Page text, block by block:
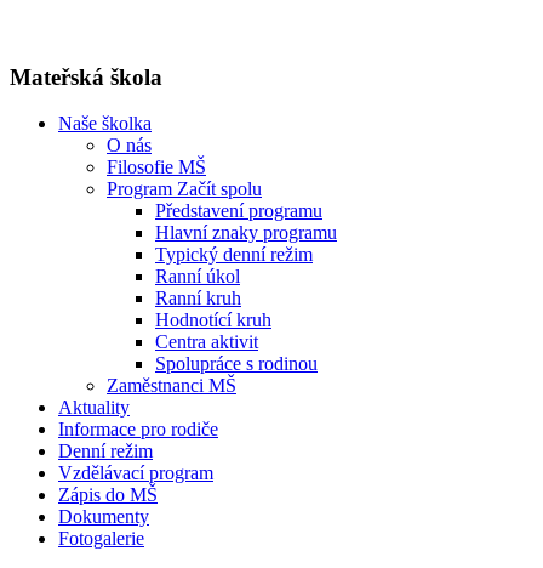
Mateřská škola
Naše školka
O nás
Filosofie MŠ
Program Začít spolu
Představení programu
Hlavní znaky programu
Typický denní režim
Ranní úkol
Ranní kruh
Hodnotící kruh
Centra aktivit
Spolupráce s rodinou
Zaměstnanci MŠ
Aktuality
Informace pro rodiče
Denní režim
Vzdělávací program
Zápis do MŠ
Dokumenty
Fotogalerie